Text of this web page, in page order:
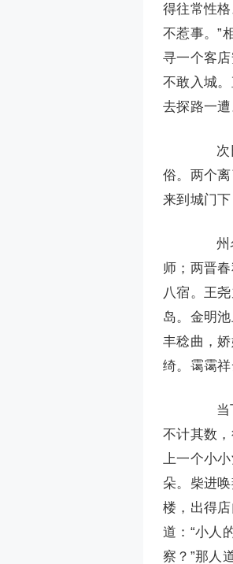
得往常性
不惹事。”
寻一个客
不敢入城
去探路一遭
次日
俗。两个
来到城门
州名
师；两晋
八宿。王
岛。金明
丰稔曲，
绮。霭霭祥
当下
不计其数
上一个小
朵。柴进
楼，出得
道：“小人
察？”那人